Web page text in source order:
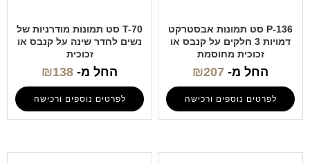
P-136 סט תמונות אבסטרקט
דמויות 3 חלקים על קנבס או
זכוכית מחוסמת
החל מ- ₪207
לפרטים נוספים ורכישה
T-70 סט תמונות מודרניות של
נשים לחדר שינה על קנבס או
זכוכית
החל מ- ₪138
לפרטים נוספים ורכישה